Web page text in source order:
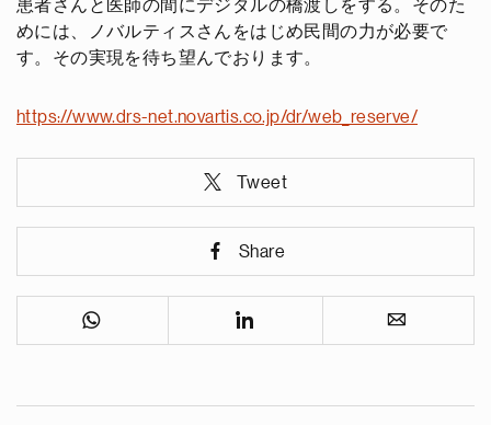
患者さんと医師の間にデジタルの橋渡しをする。そのた
めには、ノバルティスさんをはじめ民間の力が必要で
す。その実現を待ち望んでおります。
https://www.drs-net.novartis.co.jp/dr/web_reserve/
Tweet
Share